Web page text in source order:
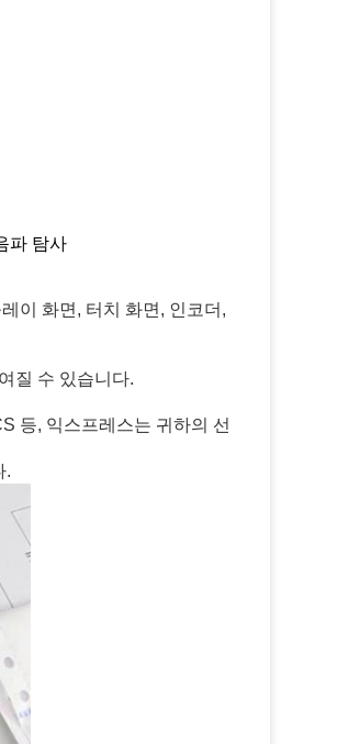
파 탐사
이 화면, 터치 화면, 인코더,
질 수 있습니다.
등, 익스프레스는 귀하의 선
.